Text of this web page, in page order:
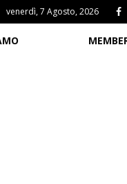
venerdì, 7 Agosto, 2026